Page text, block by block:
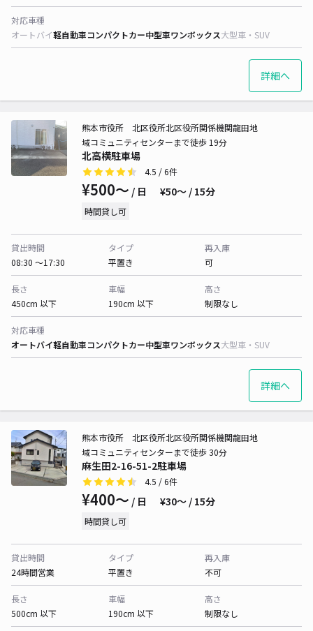
対応車種
オートバイ軽自動車コンパクトカー中型車ワンボックス大型車・SUV
詳細へ
北高横駐車場
熊本市役所 北区役所北区役所関係機関龍田地
域コミュニティセンターまで徒歩 19分
4.5 / 6件
¥500〜 / 日 ¥50〜 / 15分
時間貸し可
貸出時間
08:30 〜17:30
タイプ
平置き
再入庫
可
長さ
450cm 以下
車幅
190cm 以下
高さ
制限なし
対応車種
オートバイ軽自動車コンパクトカー中型車ワンボックス大型車・SUV
詳細へ
麻生田2-16-51-2駐車場
熊本市役所 北区役所北区役所関係機関龍田地
域コミュニティセンターまで徒歩 30分
4.5 / 6件
¥400〜 / 日 ¥30〜 / 15分
時間貸し可
貸出時間
24時間営業
タイプ
平置き
再入庫
不可
長さ
500cm 以下
車幅
190cm 以下
高さ
制限なし